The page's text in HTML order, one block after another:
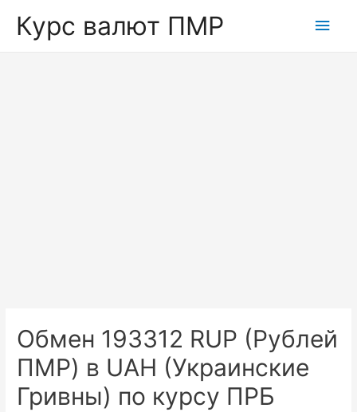
Курс валют ПМР
Обмен 193312 RUP (Рублей
ПМР) в UAH (Украинские
Гривны) по курсу ПРБ